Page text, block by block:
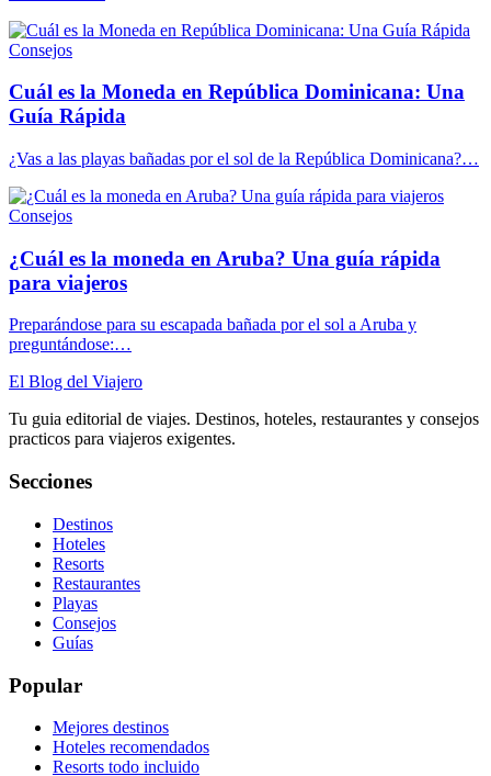
Consejos
Cuál es la Moneda en República Dominicana: Una
Guía Rápida
¿Vas a las playas bañadas por el sol de la República Dominicana?…
Consejos
¿Cuál es la moneda en Aruba? Una guía rápida
para viajeros
Preparándose para su escapada bañada por el sol a Aruba y
preguntándose:…
El Blog del Viajero
Tu guia editorial de viajes. Destinos, hoteles, restaurantes y consejos
practicos para viajeros exigentes.
Secciones
Destinos
Hoteles
Resorts
Restaurantes
Playas
Consejos
Guías
Popular
Mejores destinos
Hoteles recomendados
Resorts todo incluido